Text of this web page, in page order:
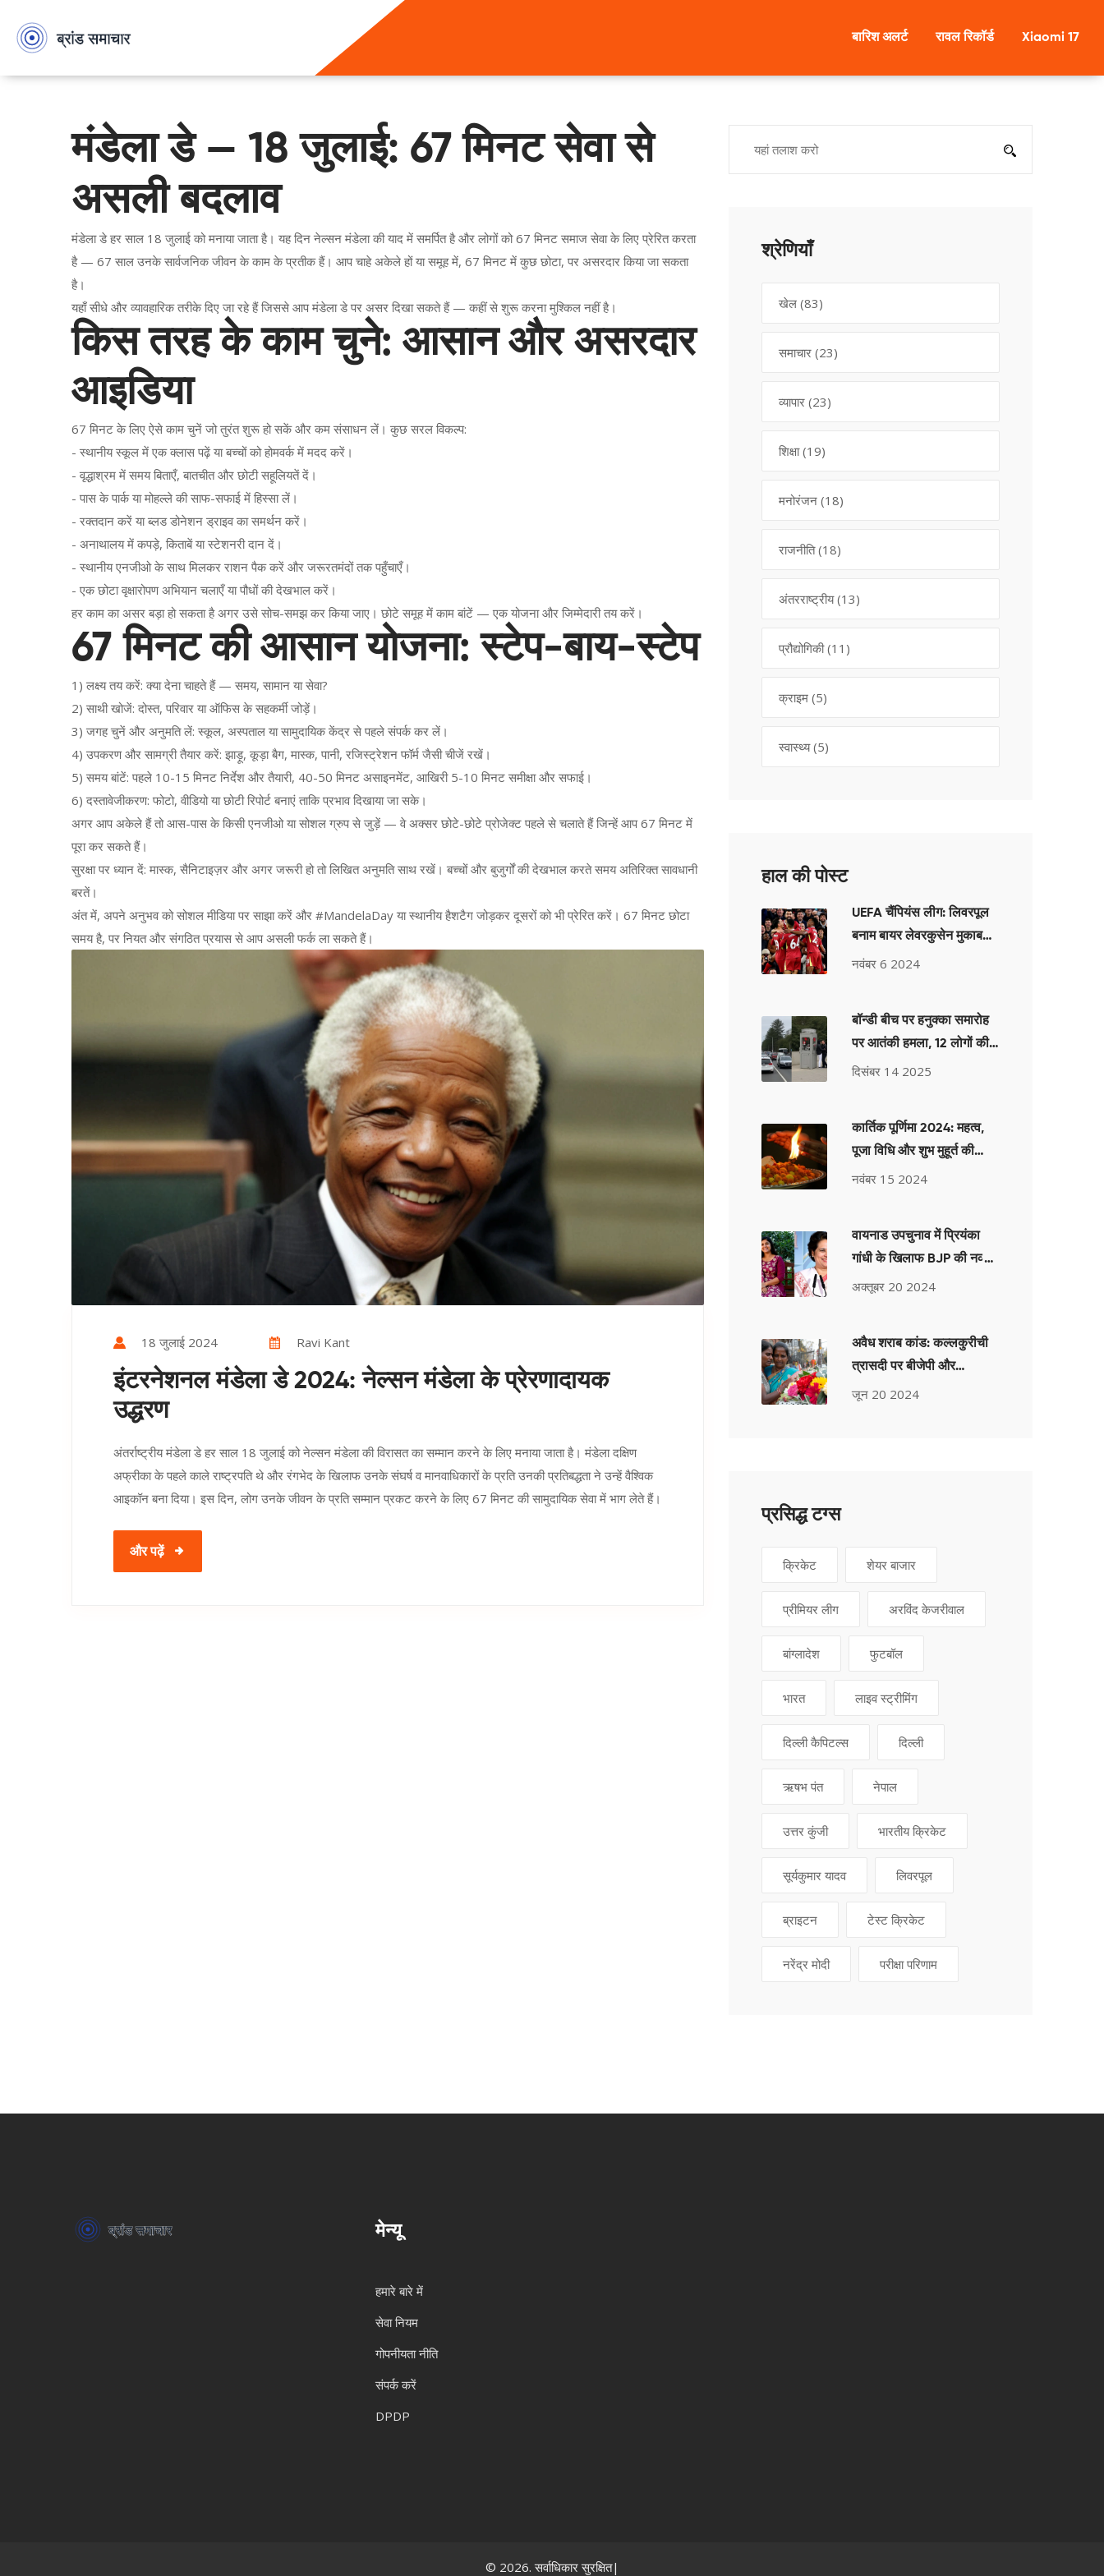
बारिश अलर्ट रावल रिकॉर्ड Xiaomi 17
मंडेला डे — 18 जुलाई: 67 मिनट सेवा से
असली बदलाव
मंडेला डे हर साल 18 जुलाई को मनाया जाता है। यह दिन नेल्सन मंडेला की याद में समर्पित है और लोगों को 67 मिनट समाज सेवा के लिए प्रेरित करता
है — 67 साल उनके सार्वजनिक जीवन के काम के प्रतीक हैं। आप चाहे अकेले हों या समूह में, 67 मिनट में कुछ छोटा, पर असरदार किया जा सकता
है।
यहाँ सीधे और व्यावहारिक तरीके दिए जा रहे हैं जिससे आप मंडेला डे पर असर दिखा सकते हैं — कहीं से शुरू करना मुश्किल नहीं है।
किस तरह के काम चुने: आसान और असरदार
आइडिया
67 मिनट के लिए ऐसे काम चुनें जो तुरंत शुरू हो सकें और कम संसाधन लें। कुछ सरल विकल्प:
- स्थानीय स्कूल में एक क्लास पढ़ें या बच्चों को होमवर्क में मदद करें।
- वृद्धाश्रम में समय बिताएँ, बातचीत और छोटी सहूलियतें दें।
- पास के पार्क या मोहल्ले की साफ-सफाई में हिस्सा लें।
- रक्तदान करें या ब्लड डोनेशन ड्राइव का समर्थन करें।
- अनाथालय में कपड़े, किताबें या स्टेशनरी दान दें।
- स्थानीय एनजीओ के साथ मिलकर राशन पैक करें और जरूरतमंदों तक पहुँचाएँ।
- एक छोटा वृक्षारोपण अभियान चलाएँ या पौधों की देखभाल करें।
हर काम का असर बड़ा हो सकता है अगर उसे सोच-समझ कर किया जाए। छोटे समूह में काम बांटें — एक योजना और जिम्मेदारी तय करें।
67 मिनट की आसान योजना: स्टेप-बाय-स्टेप
1) लक्ष्य तय करें: क्या देना चाहते हैं — समय, सामान या सेवा?
2) साथी खोजें: दोस्त, परिवार या ऑफिस के सहकर्मी जोड़ें।
3) जगह चुनें और अनुमति लें: स्कूल, अस्पताल या सामुदायिक केंद्र से पहले संपर्क कर लें।
4) उपकरण और सामग्री तैयार करें: झाड़ू, कूड़ा बैग, मास्क, पानी, रजिस्ट्रेशन फॉर्म जैसी चीजें रखें।
5) समय बांटें: पहले 10-15 मिनट निर्देश और तैयारी, 40-50 मिनट असाइनमेंट, आखिरी 5-10 मिनट समीक्षा और सफाई।
6) दस्तावेजीकरण: फोटो, वीडियो या छोटी रिपोर्ट बनाएं ताकि प्रभाव दिखाया जा सके।
अगर आप अकेले हैं तो आस-पास के किसी एनजीओ या सोशल ग्रुप से जुड़ें — वे अक्सर छोटे-छोटे प्रोजेक्ट पहले से चलाते हैं जिन्हें आप 67 मिनट में
पूरा कर सकते हैं।
सुरक्षा पर ध्यान दें: मास्क, सैनिटाइज़र और अगर जरूरी हो तो लिखित अनुमति साथ रखें। बच्चों और बुजुर्गों की देखभाल करते समय अतिरिक्त सावधानी
बरतें।
अंत में, अपने अनुभव को सोशल मीडिया पर साझा करें और #MandelaDay या स्थानीय हैशटैग जोड़कर दूसरों को भी प्रेरित करें। 67 मिनट छोटा
समय है, पर नियत और संगठित प्रयास से आप असली फर्क ला सकते हैं।
18 जुलाई 2024 Ravi Kant
इंटरनेशनल मंडेला डे 2024: नेल्सन मंडेला के प्रेरणादायक
उद्धरण
अंतर्राष्ट्रीय मंडेला डे हर साल 18 जुलाई को नेल्सन मंडेला की विरासत का सम्मान करने के लिए मनाया जाता है। मंडेला दक्षिण
अफ्रीका के पहले काले राष्ट्रपति थे और रंगभेद के खिलाफ उनके संघर्ष व मानवाधिकारों के प्रति उनकी प्रतिबद्धता ने उन्हें वैश्विक
आइकॉन बना दिया। इस दिन, लोग उनके जीवन के प्रति सम्मान प्रकट करने के लिए 67 मिनट की सामुदायिक सेवा में भाग लेते हैं।
और पढ़ें
श्रेणियाँ
खेल (83)
समाचार (23)
व्यापार (23)
शिक्षा(19)
मनोरंजन (18)
राजनीति(18)
अंतरराष्ट्रीय(13)
प्रौद्योगिकी(11)
क्राइम (5)
स्वास्थ्य(5)
हाल की पोस्ट
UEFA चैंपियंस लीग: लिवरपूल
बनाम बायर लेवरकुसेन मुकाबले
का समय और लाइव स्ट्रीमिंग
नवंबर 6 2024
बॉन्डी बीच पर हनुक्का समारोह
पर आतंकी हमला, 12 लोगों की
मौत, ऑस्ट्रेलिया में दूसरा सबसे
दिसंबर 14 2025
कार्तिक पूर्णिमा 2024: महत्व,
पूजा विधि और शुभ मुहूर्त की
जानकारी
नवंबर 15 2024
वायनाड उपचुनाव में प्रियंका
गांधी के खिलाफ BJP की नव्या
हरिदास: एक महत्वपूर्ण मुकाबला
अक्तूबर 20 2024
अवैध शराब कांड: कल्लकुरीची
त्रासदी पर बीजेपी और
एआईएडीएमके ने मुख्यमंत्री
जून 20 2024
प्रसिद्ध टग्स
क्रिकेट शेयर बाजार
प्रीमियर लीग अरविंद केजरीवाल
बांग्लादेश फुटबॉल
भारत लाइव स्ट्रीमिंग
दिल्ली कैपिटल्स दिल्ली
ऋषभ पंत नेपाल
उत्तर कुंजी भारतीय क्रिकेट
सूर्यकुमार यादव लिवरपूल
ब्राइटन टेस्ट क्रिकेट
नरेंद्र मोदी परीक्षा परिणाम
मेन्यू
हमारे बारे में
सेवा नियम
गोपनीयता नीति
संपर्क करें
DPDP
© 2026. सर्वाधिकार सुरक्षित|